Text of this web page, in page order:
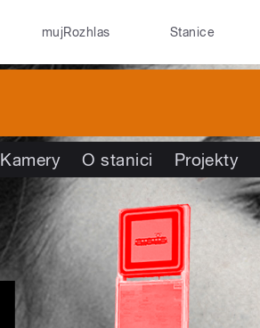
mujRozhlas Stanice
Kamery O stanici Projekty